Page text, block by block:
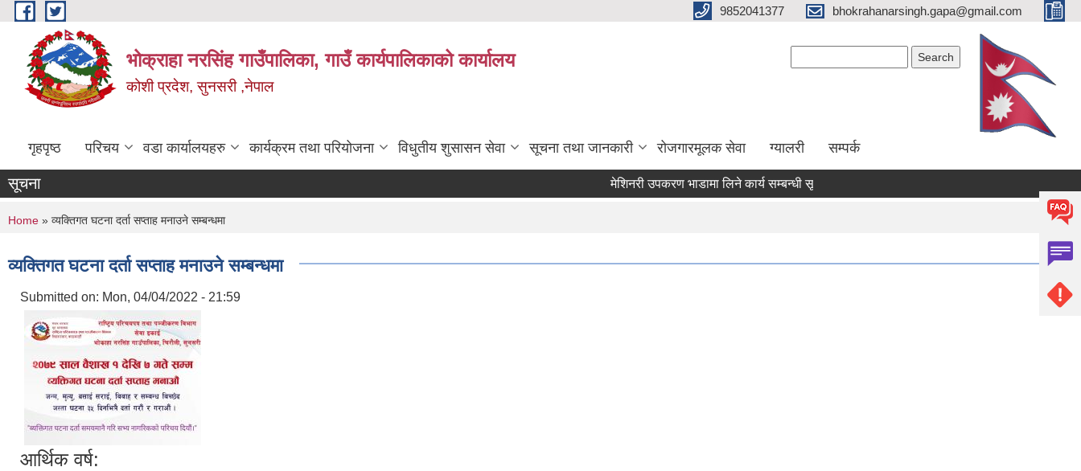
Skip to main content 9852041377 bhokrahanarsingh.gapa@gmail.com
भोक्राहा नरसिंह गाउँपालिका, गाउँ कार्यपालिकाको कार्यालय
कोशी प्रदेश, सुनसरी ,नेपाल
गृहपृष्ठ परिचय वडा कार्यालयहरु कार्यक्रम तथा परियोजना विधुतीय शुसासन सेवा सूचना तथा जानकारी रोजगारमूलक सेवा ग्यालरी सम्पर्क
सूचना मेशिनरी उपकरण भाडामा लिने कार्य सम्बन्धी सूचना
You are here
Home » व्यक्तिगत घटना दर्ता सप्ताह मनाउने सम्बन्धमा
व्यक्तिगत घटना दर्ता सप्ताह मनाउने सम्बन्धमा
Submitted on: Mon, 04/04/2022 - 21:59
आर्थिक वर्ष: